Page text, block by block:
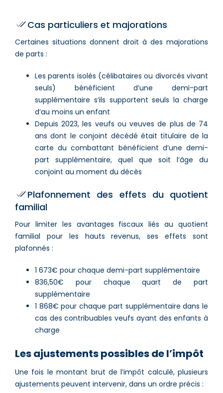
Cas particuliers et majorations
Certaines situations donnent droit à des majorations
de parts :
Les parents isolés (célibataires ou divorcés vivant
seuls) bénéficient d’une demi-part
supplémentaire s’ils supportent seuls la charge
d’au moins un enfant
Depuis 2023, les veufs ou veuves de plus de 74
ans dont le conjoint décédé était titulaire de la
carte du combattant bénéficient d’une demi-
part supplémentaire, quel que soit l’âge du
conjoint au moment du décès
Plafonnement des effets du quotient
familial
Pour limiter les avantages fiscaux liés au quotient
familial pour les hauts revenus, ses effets sont
plafonnés :
1 673€ pour chaque demi-part supplémentaire
836,50€ pour chaque quart de part
supplémentaire
1 868€ pour chaque part supplémentaire dans le
cas des contribuables veufs ayant des enfants à
charge
Les ajustements possibles de l’impôt
Une fois le montant brut de l’impôt calculé, plusieurs
ajustements peuvent intervenir, dans un ordre précis :